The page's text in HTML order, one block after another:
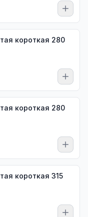
короткая 280
короткая 280
короткая 315